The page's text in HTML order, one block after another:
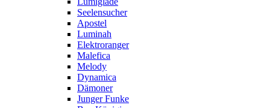
Seelensucher
Apostel
Luminah
Elektroranger
Malefica
Melody
Dynamica
Dämoner
Junger Funke